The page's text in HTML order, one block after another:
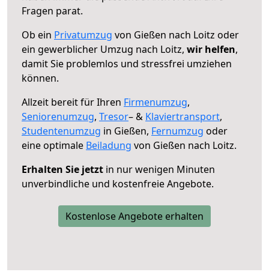
Fragen parat.
Ob ein Privatumzug von Gießen nach Loitz oder
ein gewerblicher Umzug nach Loitz, wir helfen,
damit Sie problemlos und stressfrei umziehen
können.
Allzeit bereit für Ihren Firmenumzug,
Seniorenumzug, Tresor– & Klaviertransport,
Studentenumzug in Gießen, Fernumzug oder
eine optimale Beiladung von Gießen nach Loitz.
Erhalten Sie jetzt in nur wenigen Minuten
unverbindliche und kostenfreie Angebote.
Kostenlose Angebote erhalten